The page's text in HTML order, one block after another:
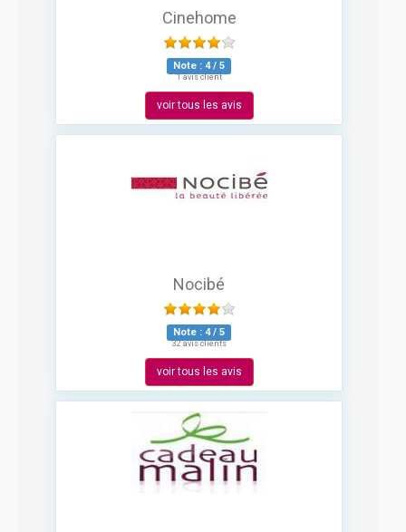
Cinehome
Note : 4/ 5
1 avis client
voir tous les avis
Nocibé
Note : 4/ 5
32 avis clients
voir tous les avis